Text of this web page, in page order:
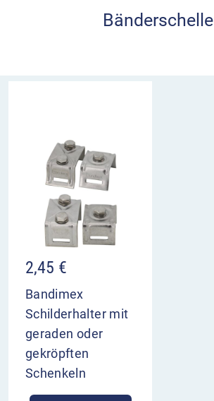
Bänderschelle
2,45 €
Bandimex
Schilderhalter mit
geraden oder
gekröpften
Schenkeln